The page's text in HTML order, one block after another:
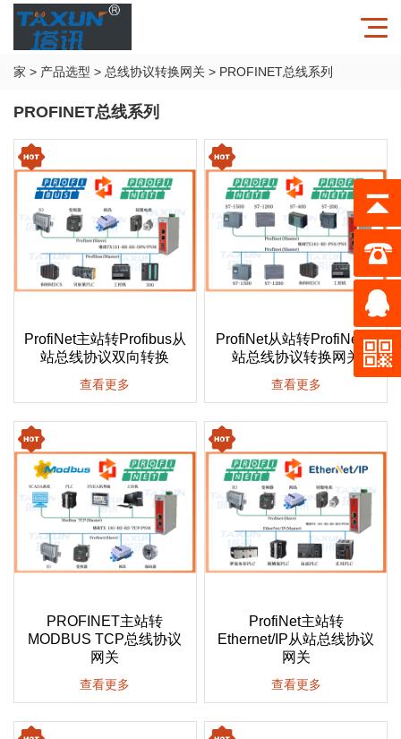
家 > 产品选型 > 总线协议转换网关 > PROFINET总线系列
PROFINET总线系列
ProfiNet主站转Profibus从
站总线协议双向转换
查看更多
ProfiNet从站转ProfiNet从
站总线协议转换网关
查看更多
PROFINET主站转
MODBUS TCP总线协议
网关
查看更多
ProfiNet主站转
Ethernet/IP从站总线协议
网关
查看更多